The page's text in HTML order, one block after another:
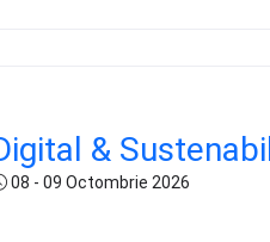
&
08 - 09 Octombrie 2026